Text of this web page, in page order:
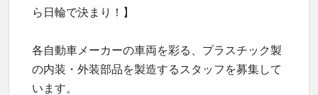
ら日輪で決まり！】
各自動車メーカーの車両を彩る、プラスチック製
の内装・外装部品を製造するスタッフを募集して
います。